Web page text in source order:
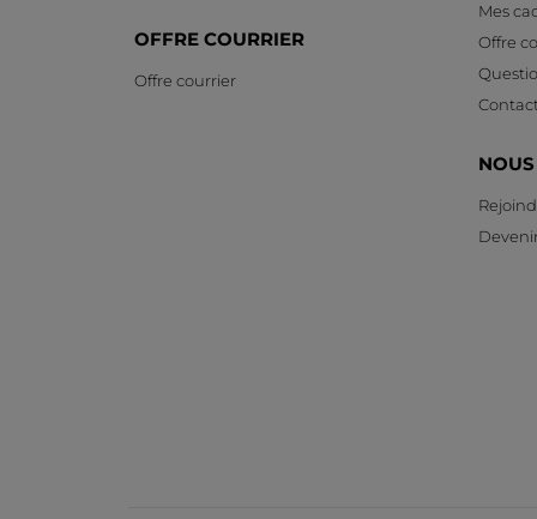
OFFRE COURRIER
Offre courrier
Mes
Offre